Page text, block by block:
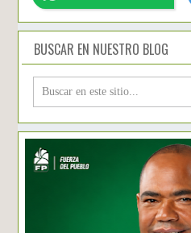
BUSCAR EN NUESTRO BLOG